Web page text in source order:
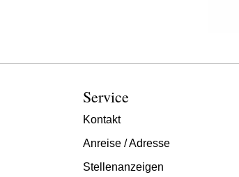
Service
Kontakt
Anreise / Adresse
Stellenanzeigen